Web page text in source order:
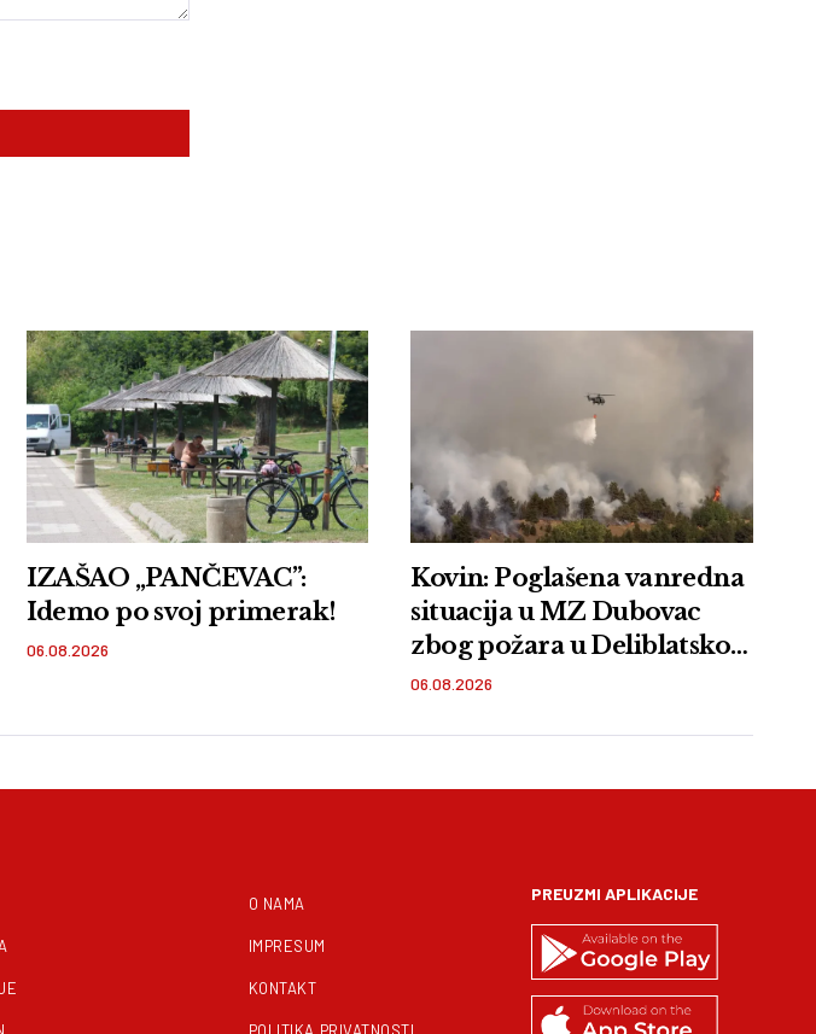
IZAŠAO „PANČEVAC”:
Idemo po svoj primerak!
06.08.2026
Kovin: Poglašena vanredna
situacija u MZ Dubovac
zbog požara u Deliblatskoj
peščari
06.08.2026
O NAMA
IMPRESUM
KONTAKT
PREUZMI APLIKACIJE